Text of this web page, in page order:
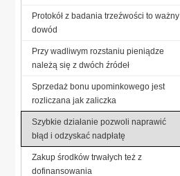
Protokół z badania trzeźwości to ważny
dowód
Przy wadliwym rozstaniu pieniądze
należą się z dwóch źródeł
Sprzedaż bonu upominkowego jest
rozliczana jak zaliczka
Szybkie działanie pozwoli naprawić
błąd i odzyskać nadpłatę
Zakup środków trwałych też z
dofinansowania